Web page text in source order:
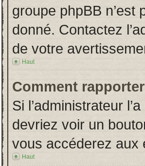
groupe phpBB n’est
donné. Contactez
de votre
Haut
Comment
Si l’administrateur
devriez voir un
vous accéderez aux
Haut